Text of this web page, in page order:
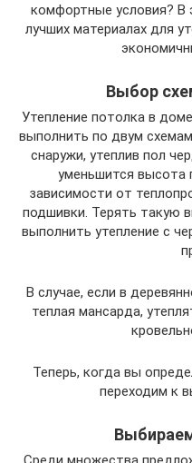
комфортные условия? В
лучших материалах для
Выбор
Утепление потолка в
выполнить по двум
снаружи, утеплив пол
уменьшится высота
зависимости от
подшивки. Терять такую
выполнить утепление с
В случае, если в
теплая мансарда,
Теперь, когда вы
переходим к